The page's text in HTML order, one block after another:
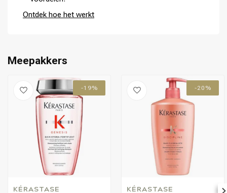
genieten.
Ontdek hoe het werkt
Meepakkers
-19%
KÉRASTASE
-20%
KÉRASTASE